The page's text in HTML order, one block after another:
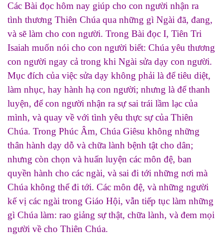
Các Bài đọc hôm nay giúp cho con người nhận ra
tình thương Thiên Chúa qua những gì Ngài đã, đang,
và sẽ làm cho con người. Trong Bài đọc I, Tiên Tri
Isaiah muốn nói cho con người biết: Chúa yêu thương
con người ngay cả trong khi Ngài sửa dạy con người.
Mục đích của việc sửa dạy không phải là để tiêu diệt,
làm nhục, hay hành hạ con người; nhưng là để thanh
luyện, để con người nhận ra sự sai trái lầm lạc của
mình, và quay về với tình yêu thực sự của Thiên
Chúa. Trong Phúc Âm, Chúa Giêsu không những
thân hành dạy dỗ và chữa lành bệnh tật cho dân;
nhưng còn chọn và huấn luyện các môn đệ, ban
quyền hành cho các ngài, và sai đi tới những nơi mà
Chúa không thể đi tới. Các môn đệ, và những người
kế vị các ngài trong Giáo Hội, vẫn tiếp tục làm những
gì Chúa làm: rao giảng sự thật, chữa lành, và đem mọi
người về cho Thiên Chúa.